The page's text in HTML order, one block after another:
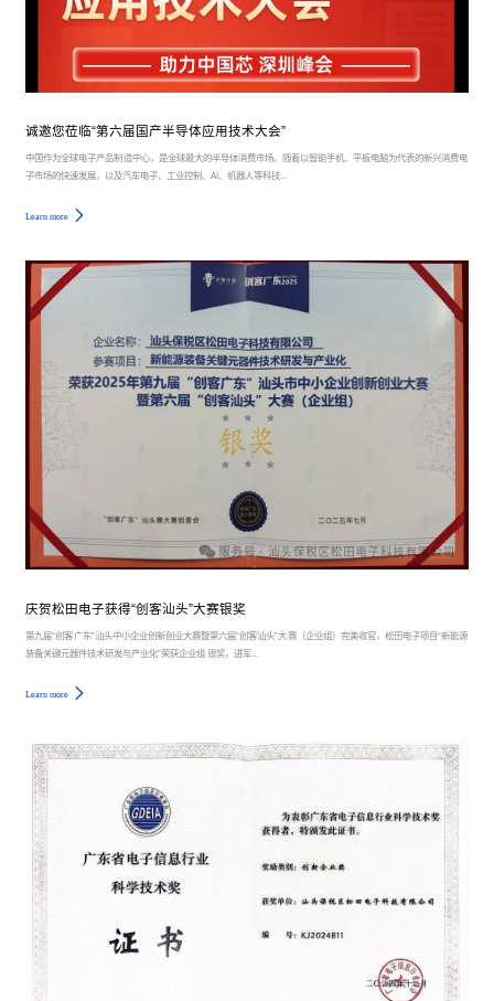
诚邀您莅临“第六届国产半导体应用技术大会”
中国作为全球电子产品制造中心，是全球最大的半导体消费市场。随着以智能手机、平板电脑为代表的新兴消费电
子市场的快速发展，以及汽车电子、工业控制、AI、机器人等科技...
Learn more
庆贺松田电子获得“创客汕头”大赛银奖
第九届“创客广东”汕头中小企业创新创业大赛暨第六届“创客汕头”大赛（企业组）完美收官，松田电子项目“新能源
装备关键元器件技术研发与产业化”荣获企业组 银奖，进军...
Learn more